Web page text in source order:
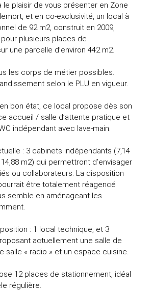
le plaisir de vous présenter en Zone
et en co-exclusivité, un local à
de 92 m2, construit en 2009,
plusieurs places de
une parcelle d’environ 442 m2.
les corps de métier possibles.
selon le PLU en vigueur.
bon état, ce local propose dès son
accueil / salle d’attente pratique et
indépendant avec lave-main.
: 3 cabinets indépendants (7,14
m2) qui permettront d’envisager
ou collaborateurs. La disposition
être totalement réagencé
semble en aménageant les
: 1 local technique, et 3
actuellement une salle de
salle « radio » et un espace cuisine.
12 places de stationnement, idéal
régulière.